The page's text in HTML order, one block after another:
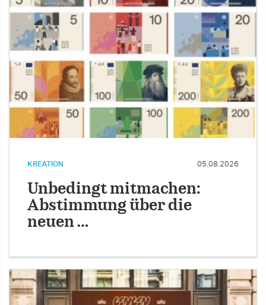
KREATION 05.08.2026
Unbedingt mitmachen:
Abstimmung über die
neuen …